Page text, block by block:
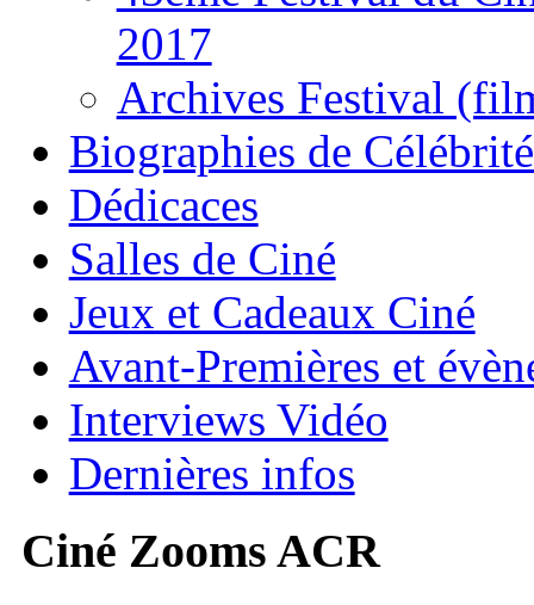
2017
Archives Festival
Biographies de
Dédicaces
Salles de Ciné
Jeux et Cadeaux Ciné
Avant-Premières et
Interviews Vidéo
Dernières infos
Ciné Zooms ACR